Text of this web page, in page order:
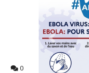
0
Previous